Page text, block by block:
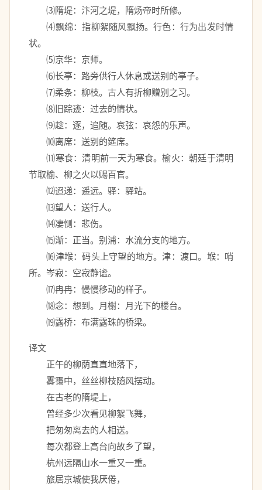
⑶隋堤：汴河之堤，隋炀帝时所修。
⑷飘绵：指柳絮随风飘扬。行色：行为出发时情
状。
⑸京华：京师。
⑹长亭：路旁供行人休息或送别的亭子。
⑺柔条：柳枝。古人有折柳赠别之习。
⑻旧踪迹：过去的情状。
⑼趁：逐，追随。哀弦：哀怨的乐声。
⑽离席：送别的筵席。
⑾寒食：清明前一天为寒食。榆火：朝廷于清明
节取榆、柳之火以赐百官。
⑿迢递：遥远。驿：驿站。
⒀望人：送行人。
⒁凄恻：悲伤。
⒂渐：正当。别浦：水流分支的地方。
⒃津堠：码头上守望的地方。津：渡口。堠：哨
所。岑寂：空寂静谧。
⒄冉冉：慢慢移动的样子。
⒅念：想到。月榭：月光下的楼台。
⒆露桥：布满露珠的桥梁。
译文
正午的柳荫直直地落下，
雾霭中，丝丝柳枝随风摆动。
在古老的隋堤上，
曾经多少次看见柳絮飞舞，
把匆匆离去的人相送。
每次都登上高台向故乡了望，
杭州远隔山水一重又一重。
旅居京城使我厌倦，